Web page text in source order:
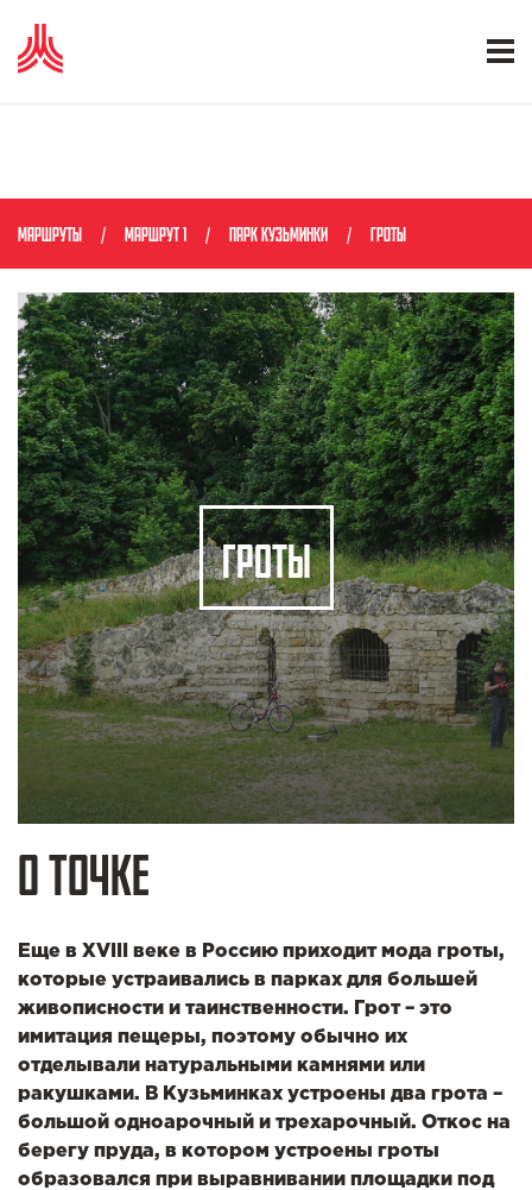
МАРШРУТЫ МАРШРУТ 1 ПАРК КУЗЬМИНКИ ГРОТЫ
ГРОТЫ
О ТОЧКЕ
Еще в XVIII веке в Россию приходит мода гроты,
которые устраивались в парках для большей
живописности и таинственности. Грот – это
имитация пещеры, поэтому обычно их
отделывали натуральными камнями или
ракушками. В Кузьминках устроены два грота –
большой одноарочный и трехарочный. Откос на
берегу пруда, в котором устроены гроты
образовался при выравнивании площадки под